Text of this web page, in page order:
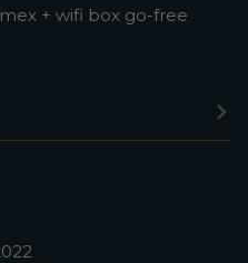
+ wifi box go-free